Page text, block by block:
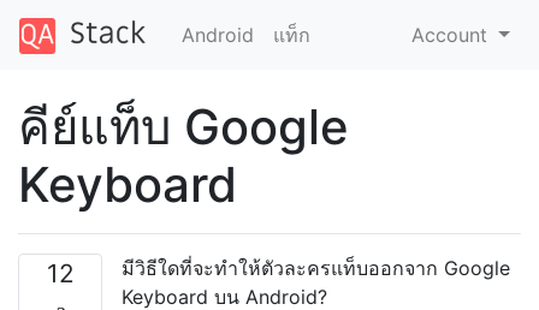
Android แท็ก Account
คีย์แท็บ Google
Keyboard
12
มีวิธีใดที่จะทำให้ตัวละครแท็บออกจาก Google
Keyboard บน Android?